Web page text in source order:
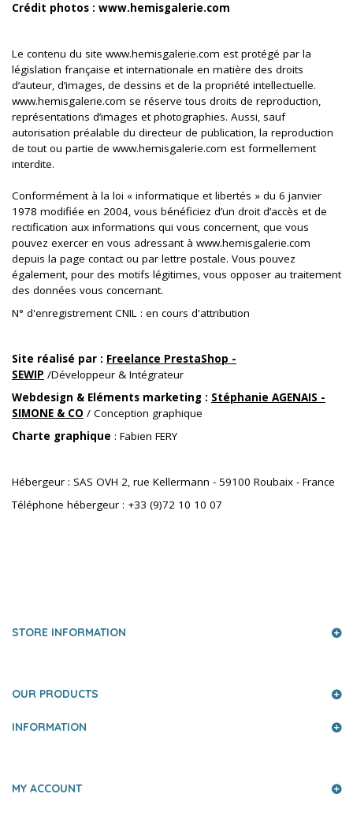
Crédit photos : www.hemisgalerie.com
Le contenu du site www.hemisgalerie.com est protégé par la
législation française et internationale en matière des droits
d’auteur, d’images, de dessins et de la propriété intellectuelle.
www.hemisgalerie.com se réserve tous droits de reproduction,
représentations d’images et photographies. Aussi, sauf
autorisation préalable du directeur de publication, la reproduction
de tout ou partie de www.hemisgalerie.com est formellement
interdite.
Conformément à la loi « informatique et libertés » du 6 janvier
1978 modifiée en 2004, vous bénéficiez d’un droit d’accès et de
rectification aux informations qui vous concernent, que vous
pouvez exercer en vous adressant à www.hemisgalerie.com
depuis la page contact ou par lettre postale. Vous pouvez
également, pour des motifs légitimes, vous opposer au traitement
des données vous concernant.
N° d'enregistrement CNIL : en cours d'attribution
Site réalisé par : Freelance PrestaShop -
SEWIP /Développeur & Intégrateur
Webdesign & Eléments marketing : Stéphanie AGENAIS -
SIMONE & CO / Conception graphique
Charte graphique : Fabien FERY
Hébergeur : SAS OVH 2, rue Kellermann - 59100 Roubaix - France
Téléphone hébergeur : +33 (9)72 10 10 07
STORE INFORMATION
OUR PRODUCTS
INFORMATION
MY ACCOUNT